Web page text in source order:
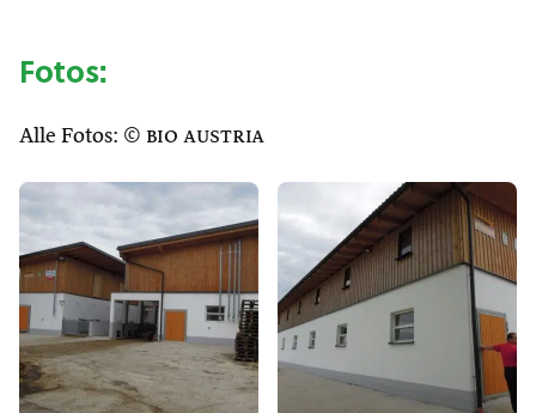
Fotos:
Alle Fotos: © bio austria